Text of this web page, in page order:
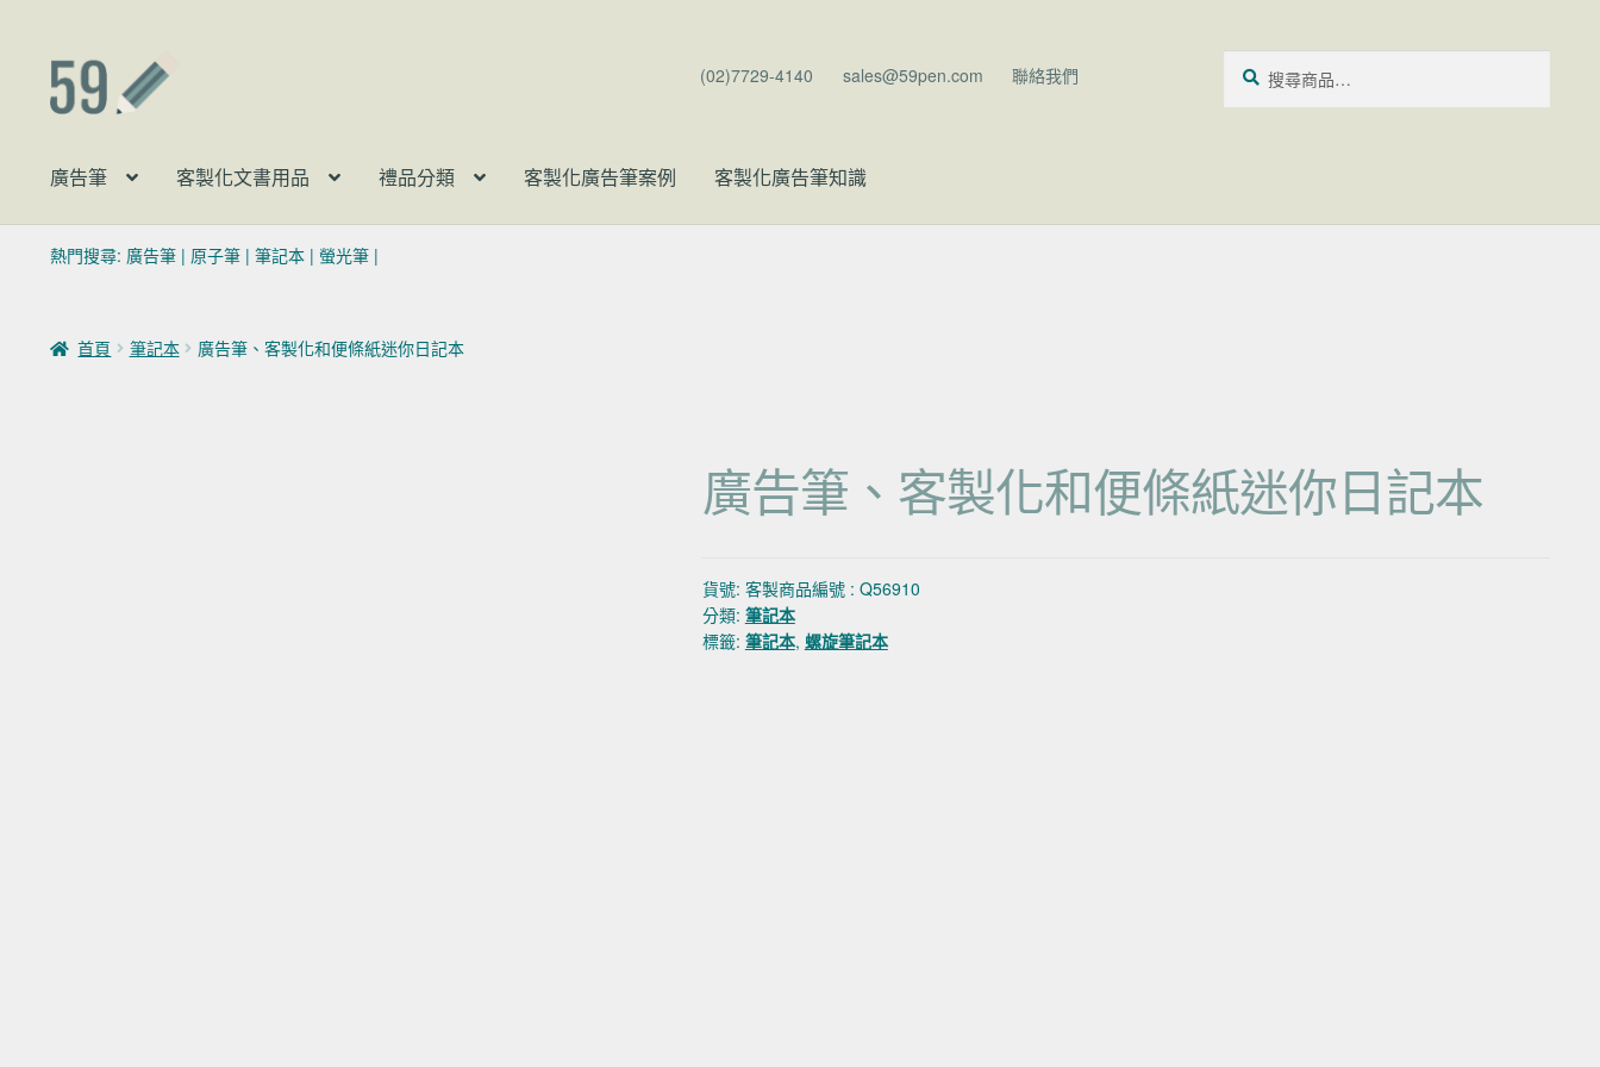
跳至導覽列
跳至主要內容 (02)7729-4140 sales@59pen.com 聯絡我們
廣告筆 客製化文書用品 禮品分類 客製化廣告筆案例 客製化廣告筆知識
熱門搜尋: 廣告筆| 原子筆| 筆記本| 螢光筆|
首頁 筆記本 廣告筆、客製化和便條紙迷你日記本
廣告筆、客製化和便條紙迷你日記本
貨號: 客製商品編號 : Q56910
分類: 筆記本
標籤: 筆記本, 螺旋筆記本